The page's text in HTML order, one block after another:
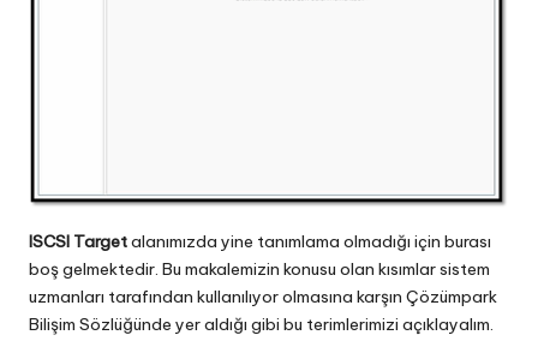
ISCSI Targetalanımızda yine tanımlama olmadığı için burası
boş gelmektedir. Bu makalemizin konusu olan kısımlar sistem
uzmanları tarafından kullanılıyor olmasına karşın Çözümpark
Bilişim Sözlüğünde yer aldığı gibi bu terimlerimizi açıklayalım.